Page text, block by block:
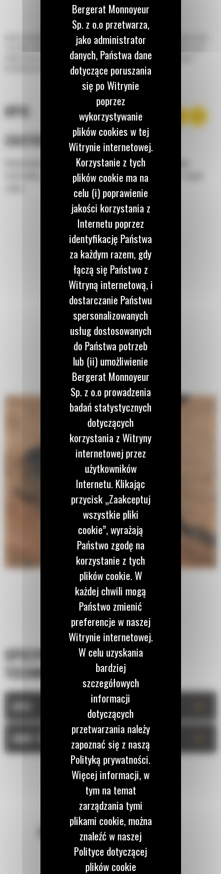
Łyżki do skarpowania do minikoparek Cat® doskonale nadają się do oczyszczania
szerokich rowów, ładowania materiałów, formowania zboczy, profilowania i prac
wykończeniowych w branży budowlanej oraz w zastosowaniach związanych z
kształtowaniem krajobrazu i konserwacją dróg.
OPIS
ZASTOSOWANIE
Uniwersalna łyżka do czyszczenia szerokich rowów, załadunku
materiałów, profilowania terenu, wyrównywania pochyłości i innych
SPECYFIKACJA
TECHNICZNA
DANE TECHNICZNE
POZOSTAŃMY W KONTAKCIE
Bergerat Monnoyeur
Sp. z o.o przetwarza,
jako administrator
danych, Państwa dane
dotyczące poruszania
się po Witrynie
poprzez
wykorzystywanie
plików cookies w tej
Witrynie internetowej.
Korzystanie z tych
plików cookie ma na
celu (i) poprawienie
jakości korzystania z
Internetu poprzez
identyfikację Państwa
za każdym razem, gdy
łączą się Państwo z
Witryną internetową, i
dostarczanie Państwu
spersonalizowanych
usług dostosowanych
do Państwa potrzeb
lub (ii) umożliwienie
Bergerat Monnoyeur
Sp. z o.o prowadzenia
badań statystycznych
dotyczących
korzystania z Witryny
internetowej przez
użytkowników
Internetu. Klikając
przycisk „Zaakceptuj
wszystkie pliki
cookie”, wyrażają
Państwo zgodę na
korzystanie z tych
plików cookie. W
każdej chwili mogą
Państwo zmienić
preferencje w naszej
Witrynie internetowej.
W celu uzyskania
bardziej
szczegółowych
informacji
dotyczących
przetwarzania należy
zapoznać się z naszą
Polityką prywatności.
Więcej informacji, w
tym na temat
zarządzania tymi
plikami cookie, można
znaleźć w naszej
Polityce dotyczącej
plików cookie